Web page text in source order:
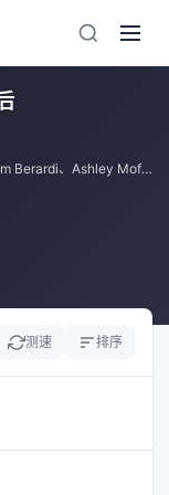
Berardi、 Ashley Moffatt
测速 排序